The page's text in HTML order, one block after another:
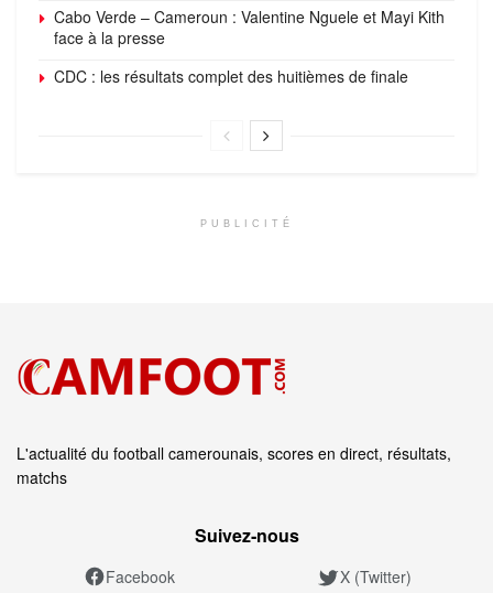
Cabo Verde – Cameroun : Valentine Nguele et Mayi Kith
face à la presse
CDC : les résultats complet des huitièmes de finale
PUBLICITÉ
L'actualité du football camerounais, scores en direct, résultats,
matchs
Suivez‑nous
Facebook X (Twitter)